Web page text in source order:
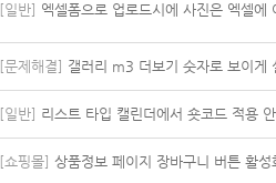
[일반] 엑셀폼으로 업로드시에 사진은 엑셀에
[문제해결] 갤러리 m3 더보기 숫자로 보이게
[일반] 리스트 타입 캘린더에서 숏코드 적용
[쇼핑몰] 상품정보 페이지 장바구니 버튼 활성